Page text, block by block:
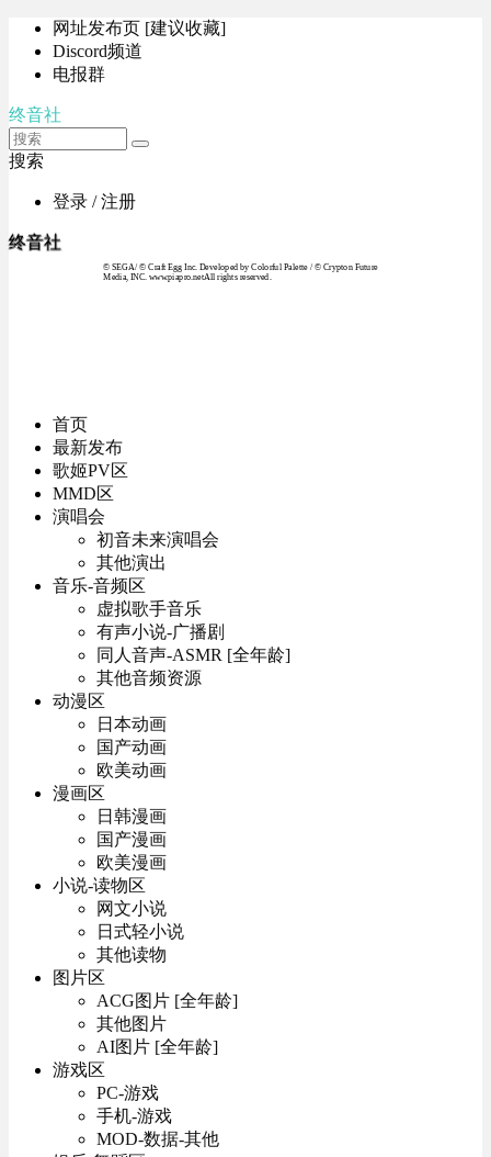
网址发布页 [建议收藏]
Discord频道
电报群
终音社
搜索
登录 / 注册
终音社
© SEGA / © Craft Egg Inc. Developed by Colorful Palette / © Crypton Future
Media, INC. www.piapro.netAll rights reserved.
首页
最新发布
歌姬PV区
MMD区
演唱会
初音未来演唱会
其他演出
音乐-音频区
虚拟歌手音乐
有声小说-广播剧
同人音声-ASMR [全年龄]
其他音频资源
动漫区
日本动画
国产动画
欧美动画
漫画区
日韩漫画
国产漫画
欧美漫画
小说-读物区
网文小说
日式轻小说
其他读物
图片区
ACG图片 [全年龄]
其他图片
AI图片 [全年龄]
游戏区
PC-游戏
手机-游戏
MOD-数据-其他